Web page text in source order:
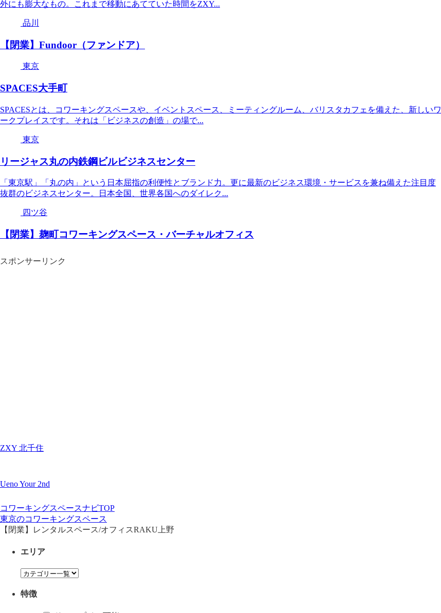
外にも膨大なもの。これまで移動にあてていた時間をZXY...
品川
【閉業】Fundoor（ファンドア）
東京
SPACES大手町
SPACESとは、コワーキングスペースや、イベントスペース、ミーティングルーム、バリスタカフェを備えた、新しいワ
ークプレイスです。それは「ビジネスの創造」の場で...
東京
リージャス丸の内鉄鋼ビルビジネスセンター
「東京駅」「丸の内」という日本屈指の利便性とブランド力。更に最新のビジネス環境・サービスを兼ね備えた注目度
抜群のビジネスセンター。日本全国、世界各国へのダイレク...
四ツ谷
【閉業】麹町コワーキングスペース・バーチャルオフィス
スポンサーリンク
ZXY 北千住
Ueno Your 2nd
コワーキングスペースナビTOP
東京のコワーキングスペース
【閉業】レンタルスペース/オフィスRAKU上野
エリア
特徴